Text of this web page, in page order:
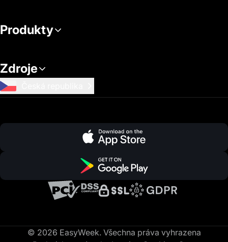
Produkty
Zdroje
© 2026 EasyWeek. Všechna práva vyhrazena